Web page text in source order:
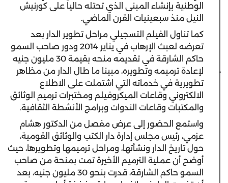
الوطنية بإنشاء المبنى الذي تحتله حالياً على كورنيش
النيل منذ سبعينيات القرن الماضي.
كما تناول الفيلم التسجيلي مراحل تطوير الدار بعد
تعرضه لعبث الإرهاب في يناير 2014 ودور صاحب السمو
حاكم الشارقة في تقديمه منحه بقيمة 30 مليون جنيه
لإعادة ترميمه وتطويره، مبينا ما طال الدار من مظاهر
تطويرية في خدماته التي اشتملت على الاطلاع
الالكتروني وقاعات الميكروفيلم ومختبرات ترميم الوثائق
والمكتبات وقاعات الندوات وبرامج الأنشطة الثقافية.
واستمع الحضور إلى عرض مفصل من الدكتور هشام
عزمي، رئيس مجلس إدارة دار الكتب والوثائق القومية،
حول تاريخ الدار ونشأتها، ومراحل ترميمها وتطويرها، حيث
أوضح أن عملية الترميم الأخيرة تمت بمنحة من صاحب
السمو حاكم الشارقة، قدرت بنحو 30 مليون جنيه، بعد